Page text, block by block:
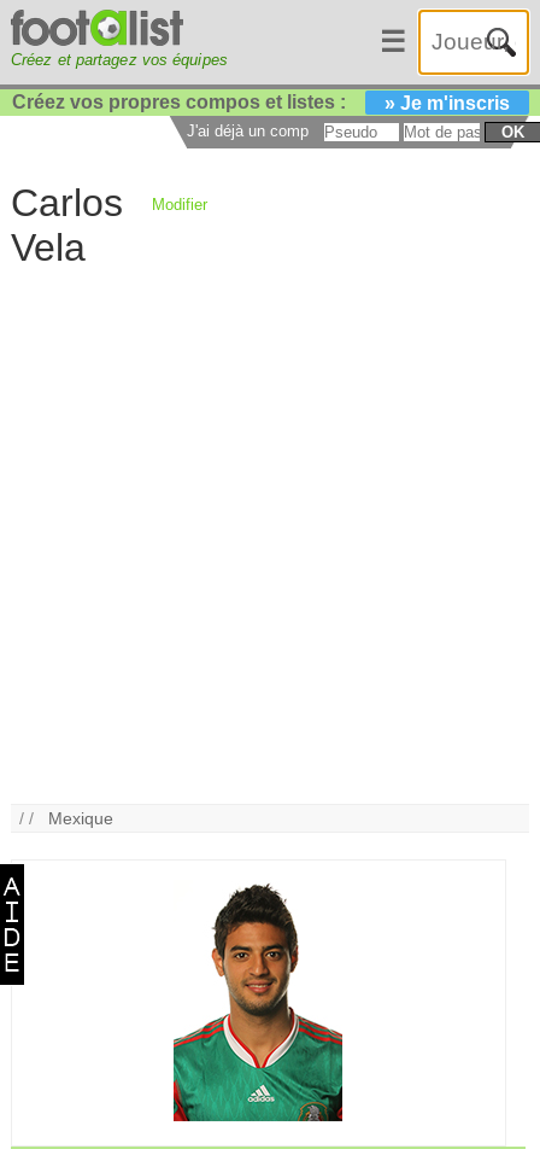
Créez et partagez vos équipes
☰
Créez vos propres compos et listes : » Je m'inscris
J'ai déjà un compte : OK
Carlos
Vela
Modifier
/ / Mexique